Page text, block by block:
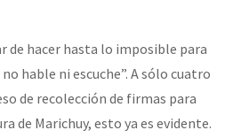
de hacer hasta lo imposible para
hable ni escuche”. A sólo cuatro
de recolección de firmas para
de Marichuy, esto ya es evidente.